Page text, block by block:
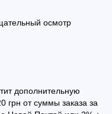
осмотр
дополнительную
грн от суммы заказа за